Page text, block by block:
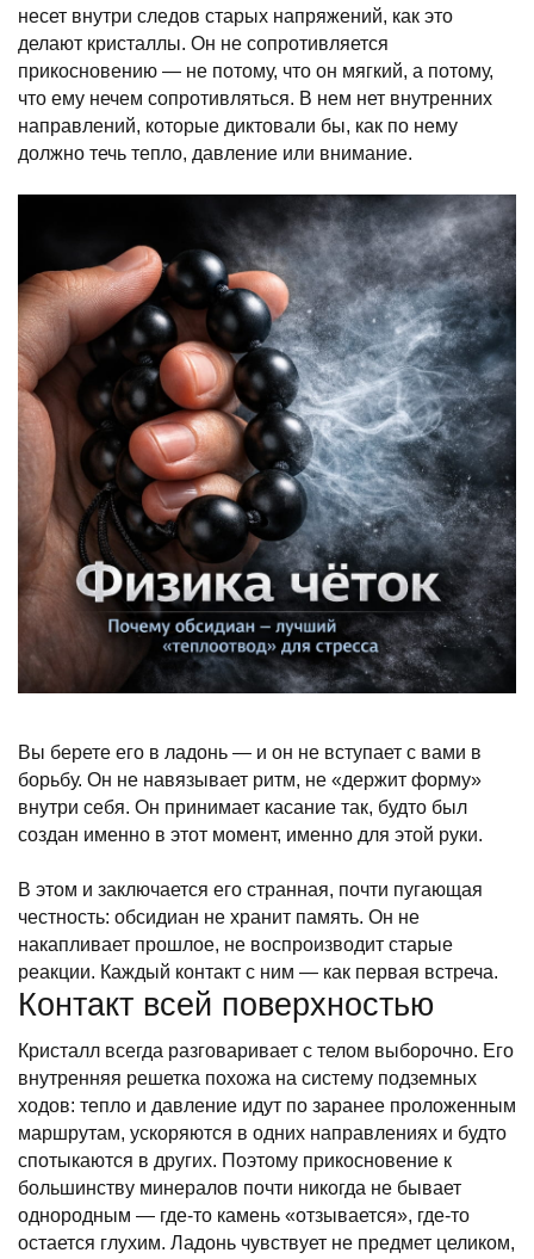
несет внутри следов старых напряжений, как это
делают кристаллы. Он не сопротивляется
прикосновению — не потому, что он мягкий, а потому,
что ему нечем сопротивляться. В нем нет внутренних
направлений, которые диктовали бы, как по нему
должно течь тепло, давление или внимание.
Вы берете его в ладонь — и он не вступает с вами в
борьбу. Он не навязывает ритм, не «держит форму»
внутри себя. Он принимает касание так, будто был
создан именно в этот момент, именно для этой руки.
В этом и заключается его странная, почти пугающая
честность: обсидиан не хранит память. Он не
накапливает прошлое, не воспроизводит старые
реакции. Каждый контакт с ним — как первая встреча.
Контакт всей поверхностью
Кристалл всегда разговаривает с телом выборочно. Его
внутренняя решетка похожа на систему подземных
ходов: тепло и давление идут по заранее проложенным
маршрутам, ускоряются в одних направлениях и будто
спотыкаются в других. Поэтому прикосновение к
большинству минералов почти никогда не бывает
однородным — где-то камень «отзывается», где-то
остается глухим. Ладонь чувствует не предмет целиком,